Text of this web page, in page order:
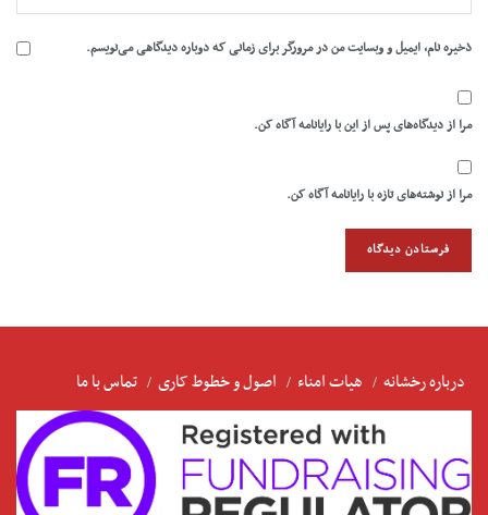
ذخیره نام، ایمیل و وبسایت من در مرورگر برای زمانی که دوباره دیدگاهی می‌نویسم.
مرا از دیدگاه‌های پس از این با رایانامه آگاه کن.
مرا از نوشته‌های تازه با رایانامه آگاه کن.
درباره رخشانه هیات امناء اصول و خطوط کاری تماس با ما